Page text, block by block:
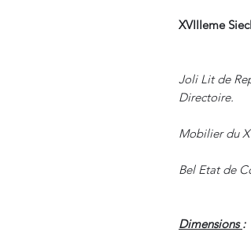
XVIIIeme
Joli Lit de
Directoire.
Mobilier du
Bel Etat de
Dimensions: